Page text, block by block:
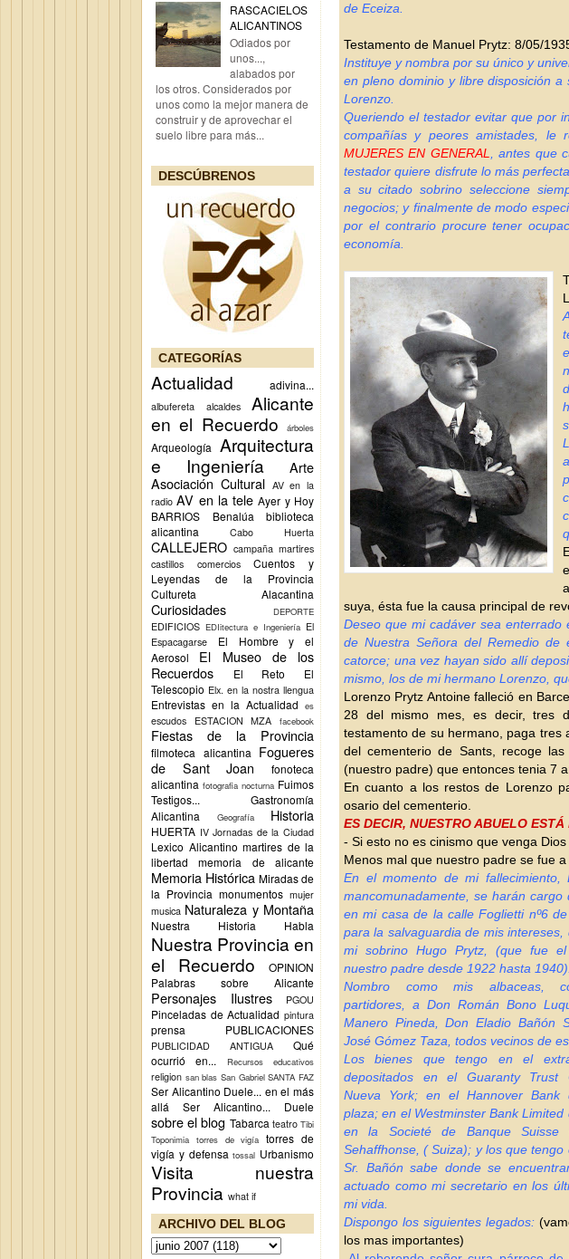
RASCACIELOS
ALICANTINOS
Odiados por
unos...,
alabados por
los otros. Considerados por
unos como la mejor manera de
construir y de aprovechar el
suelo libre para más...
DESCÚBRENOS
CATEGORÍAS
Actualidad adivina...
albufereta alcaldes
Alicante
en el Recuerdo
árboles
Arqueología Arquitectura
e Ingeniería
Arte
Asociación Cultural AV en la
radio AV en la tele Ayer y Hoy
BARRIOS
Benalúa
biblioteca
alicantina
Cabo Huerta
CALLEJERO campaña martires
castillos
comercios
Cuentos y
Leyendas de la Provincia
Cultureta Alacantina
Curiosidades DEPORTE
EDIFICIOS EDIitectura e Ingeniería El
Espacagarse
El Hombre y el
Aerosol
El Museo de los
Recuerdos
El Reto
El
Telescopio Elx. en la nostra llengua
Entrevistas en la Actualidad es
escudos ESTACION MZA facebook
Fiestas de la Provincia
filmoteca alicantina Fogueres
de Sant Joan
fonoteca
alicantina fotografia nocturna Fuimos
Testigos...
Gastronomía
Alicantina
Geografía Historia
HUERTA IV Jornadas de la Ciudad
Lexico Alicantino martires de la
libertad
memoria de alicante
Memoria Histórica Miradas de
la Provincia monumentos mujer
musica Naturaleza y Montaña
Nuestra Historia Habla
Nuestra Provincia en
el Recuerdo
OPINION
Palabras sobre Alicante
Personajes Ilustres PGOU
Pinceladas de Actualidad pintura
prensa PUBLICACIONES
PUBLICIDAD ANTIGUA
Qué
ocurrió en...
Recursos educativos
religion san blas San Gabriel SANTA FAZ
Ser Alicantino Duele... en el más
allá
Ser Alicantino... Duele
sobre el blog Tabarca teatro Tibi
Toponimia torres de vigía torres de
vigía y defensa tossal Urbanismo
Visita nuestra
Provincia what if
ARCHIVO DEL BLOG
de Eceiza.
Testamento de Manuel Prytz: 8/05/
Instituye y nombra por su único y
en pleno dominio y libre disposición
Lorenzo.
Queriendo el testador evitar que por
compañías y peores amistades, le
MUJERES EN GENERAL
, antes que
testador quiere disfrute lo más
a su citado sobrino seleccione
negocios; y finalmente de modo
por el contrario procure tener
economía.
suya, ésta fue la causa principal de
Deseo que mi cadáver sea
de Nuestra Señora del Remedio
catorce; una vez hayan sido allí
mismo, los de mi hermano Lorenzo,
Lorenzo Prytz Antoine falleció en
28 del mismo mes, es decir, tres
testamento de su hermano, paga tres
del cementerio de Sants, recoge
(nuestro padre) que entonces tenia 7
En cuanto a los restos de Lorenzo
osario del cementerio.
ES DECIR, NUESTRO ABUELO
- Si esto no es cinismo que venga Dios
Menos mal que nuestro padre se fue a
En el momento de mi fallecimiento,
mancomunadamente, se harán
en mi casa de la calle Foglietti nº6
para la salvaguardia de mis
mi sobrino Hugo Prytz, (que fue
nuestro padre desde 1922 hasta 1940).
Nombro como mis albaceas,
partidores, a Don Román Bono
Manero Pineda, Don Eladio Bañón
José Gómez Taza, todos vecinos de
Los bienes que tengo en el
depositados en el Guaranty Trust
Nueva York; en el Hannover Bank
plaza; en el Westminster Bank Limited
en la Societé de Banque
Sehaffhonse, ( Suiza); y los que tengo
Sr. Bañón sabe donde se
actuado como mi secretario en los
mi vida.
Dispongo los siguientes legados:
los mas importantes)